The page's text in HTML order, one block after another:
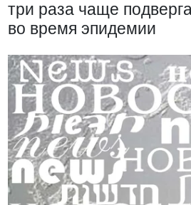
три раза чаще
во время эпидемии